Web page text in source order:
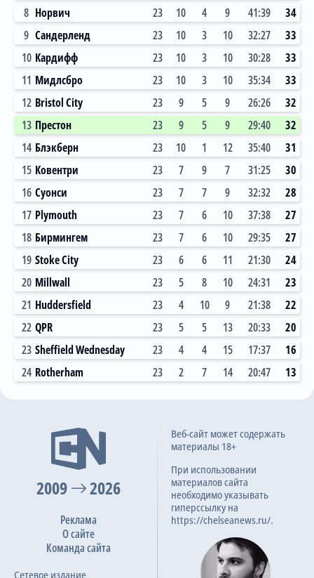
8 Норвич 23 10 4 9 41:39
34
9 Сандерленд 23 10 3 10 32:27
33
10 Кардифф 23 10 3 10 30:28
33
11 Мидлсбро 23 10 3 10 35:34
33
12 Bristol City 23 9 5 9 26:26
32
13 Престон 23 9 5 9 29:40
32
14 Блэкберн 23 10 1 12 35:40
31
15 Ковентри 23 7 9 7 31:25
30
16 Суонси 23 7 7 9 32:32
28
17 Plymouth 23 7 6 10 37:38
27
18 Бирмингем 23 7 6 10 29:35
27
19 Stoke City 23 6 6 11 21:30
24
20 Millwall 23 5 8 10 24:31
23
21 Huddersfield 23 4 10 9 21:38
22
22 QPR 23 5 5 13 20:33
20
23 Sheffield Wednesday 23 4 4 15 17:37
16
24 Rotherham 23 2 7 14 20:47 13
2009 2026
Реклама
О сайте
Команда сайта
Сетевое издание
Веб-сайт может содержать
материалы 18+
При использовании
материалов сайта
необходимо указывать
гиперссылку на
https://chelseanews.ru/.